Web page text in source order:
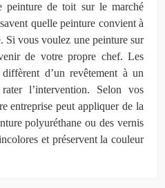
peinture de toit sur le marché
quelle peinture convient à
Si vous voulez une peinture sur
de votre propre chef. Les
d’un revêtement à un
l’intervention. Selon vos
entreprise peut appliquer de la
polyuréthane ou des vernis
et préservent la couleur